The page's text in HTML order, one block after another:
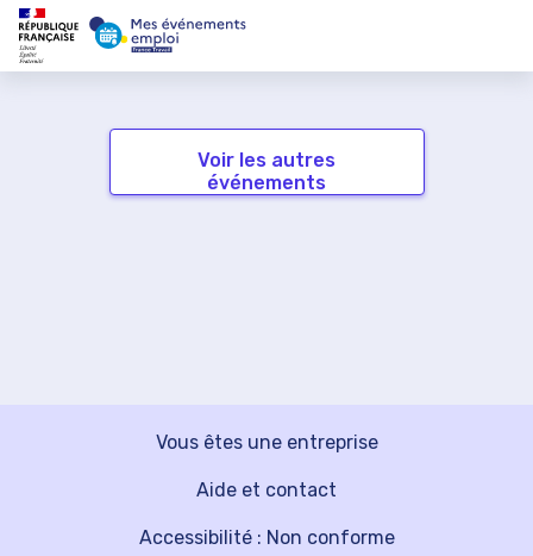
Voir les autres
événements
Vous êtes une entreprise
Aide et contact
Accessibilité : Non conforme